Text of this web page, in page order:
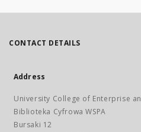
CONTACT DETAILS
Address
University College of Enterprise
Biblioteka Cyfrowa WSPA
Bursaki 12